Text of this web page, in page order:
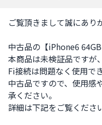
ご覧頂きまして誠にあり
中古品の【iPhone6 64GB
本商品は未検証品ですが
Fi接続は問題なく使用でき
中古品ですので、使用感
承ください。
詳細は下記をご覧くださ